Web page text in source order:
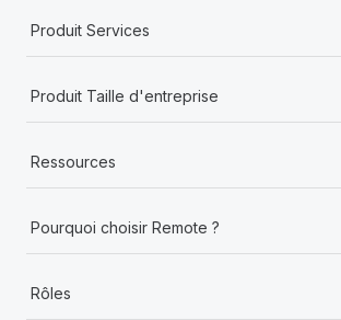
Produit Services
Produit Taille d'entreprise
Ressources
Pourquoi choisir Remote ?
Rôles